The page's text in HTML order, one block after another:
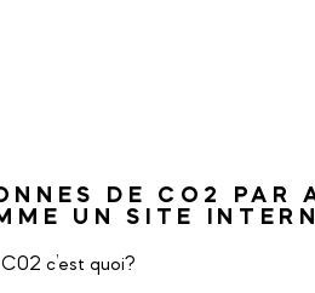
DE CO2 PAR
UN SITE
c’est quoi?